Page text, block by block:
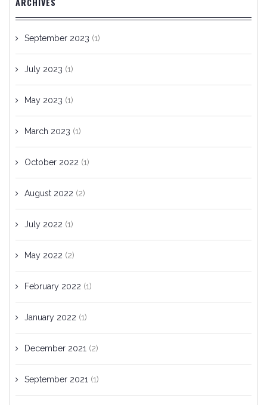
September 2023 (1)
July 2023 (1)
May 2023 (1)
March 2023 (1)
October 2022 (1)
August 2022 (2)
July 2022 (1)
May 2022 (2)
February 2022 (1)
January 2022 (1)
December 2021 (2)
September 2021 (1)